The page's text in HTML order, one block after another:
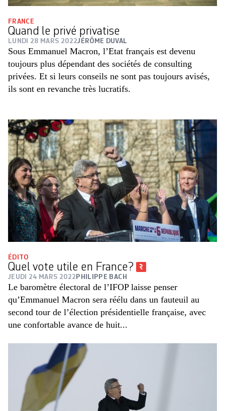
FRANCE
Quand le privé privatise
LUNDI 28 MARS 2022JÉRÔME DUVAL
Sous Emmanuel Macron, l’Etat français est devenu
toujours plus dépendant des sociétés de consulting
privées. Et si leurs conseils ne sont pas toujours avisés,
ils sont en revanche très lucratifs.
ÉDITO
Quel vote utile en France?
JEUDI 24 MARS 2022 PHILIPPE BACH
Le baromètre électoral de l’IFOP laisse penser
qu’Emmanuel Macron sera réélu dans un fauteuil au
second tour de l’élection présidentielle française, avec
une confortable avance de huit...